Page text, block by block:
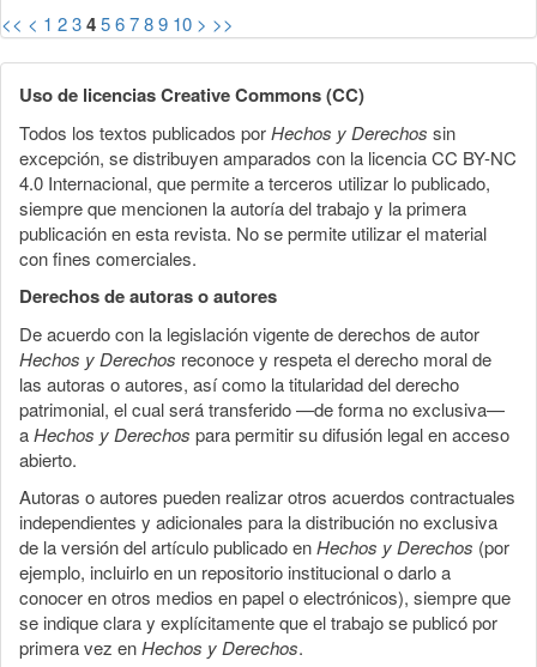
<< < 1 23456789 10 > >>
Uso de licencias Creative Commons (CC)
Todos los textos publicados porHechos y Derechos sin
excepción, se distribuyen amparados con la licencia CC BY-NC
4.0 Internacional, que permite a terceros utilizar lo publicado,
siempre que mencionen la autoría del trabajo y la primera
publicación en esta revista. No se permite utilizar el material
con fines comerciales.
Derechos de autoras o autores
De acuerdo con la legislación vigente de derechos de autor
Hechos y Derechos reconoce y respeta el derecho moral de
las autoras o autores, así como la titularidad del derecho
patrimonial, el cual será transferido —de forma no exclusiva—
aHechos y Derechos para permitir su difusión legal en acceso
abierto.
Autoras o autores pueden realizar otros acuerdos contractuales
independientes y adicionales para la distribución no exclusiva
de la versión del artículo publicado enHechos y Derechos (por
ejemplo, incluirlo en un repositorio institucional o darlo a
conocer en otros medios en papel o electrónicos), siempre que
se indique clara y explícitamente que el trabajo se publicó por
primera vez enHechos y Derechos.